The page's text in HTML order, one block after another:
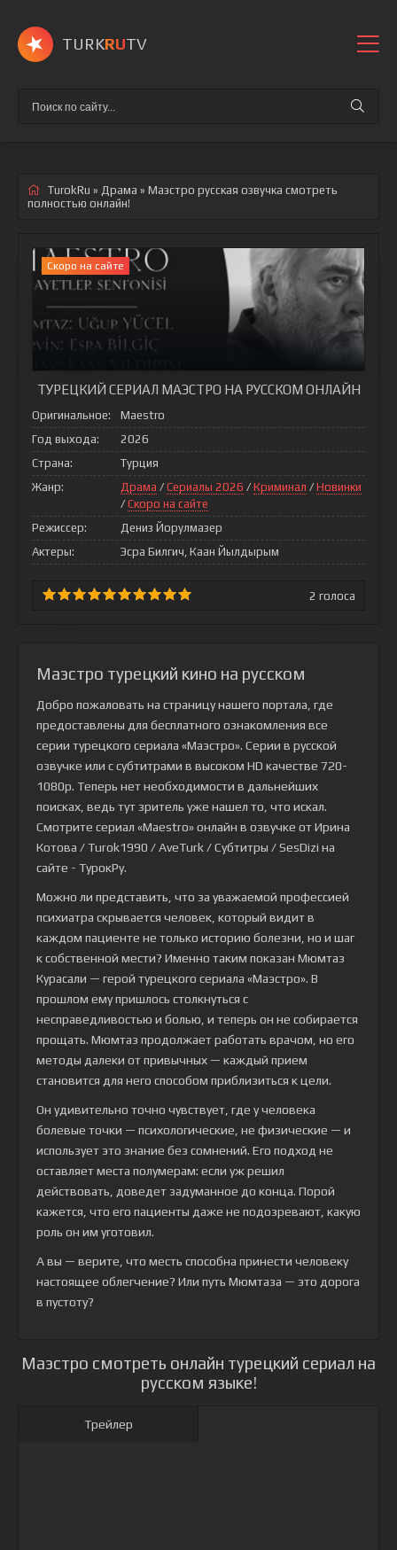
TURKRUTV
TurokRu » Драма » Маэстро русская озвучка смотреть
полностью онлайн!
Cкоро на сайте
ТУРЕЦКИЙ СЕРИАЛ МАЭСТРО НА РУССКОМ ОНЛАЙН
Оригинальное:
Maestro
Год выхода:
2026
Страна:
Турция
Жанр:
Драма / Сериалы 2026 / Криминал / Новинки
/ Скоро на сайте
Режиссер:
Дениз Йорулмазер
Актеры:
Эсра Билгич, Каан Йылдырым
2 голоса
Маэстро турецкий кино на русском
Добро пожаловать на страницу нашего портала, где
предоставлены для бесплатного ознакомления все
серии турецкого сериала «Маэстро». Серии в русской
озвучке или с субтитрами в высоком HD качестве 720-
1080p. Теперь нет необходимости в дальнейших
поисках, ведь тут зритель уже нашел то, что искал.
Смотрите сериал «Maestro» онлайн в озвучке от Ирина
Котова / Turok1990 / AveTurk / Субтитры / SesDizi на
сайте - ТурокРу.
Можно ли представить, что за уважаемой профессией
психиатра скрывается человек, который видит в
каждом пациенте не только историю болезни, но и шаг
к собственной мести? Именно таким показан Мюмтаз
Курасали — герой турецкого сериала «Маэстро». В
прошлом ему пришлось столкнуться с
несправедливостью и болью, и теперь он не собирается
прощать. Мюмтаз продолжает работать врачом, но его
методы далеки от привычных — каждый прием
становится для него способом приблизиться к цели.
Он удивительно точно чувствует, где у человека
болевые точки — психологические, не физические — и
использует это знание без сомнений. Его подход не
оставляет места полумерам: если уж решил
действовать, доведет задуманное до конца. Порой
кажется, что его пациенты даже не подозревают, какую
роль он им уготовил.
А вы — верите, что месть способна принести человеку
настоящее облегчение? Или путь Мюмтаза — это дорога
в пустоту?
Маэстро смотреть онлайн турецкий сериал на
русском языке!
Трейлер